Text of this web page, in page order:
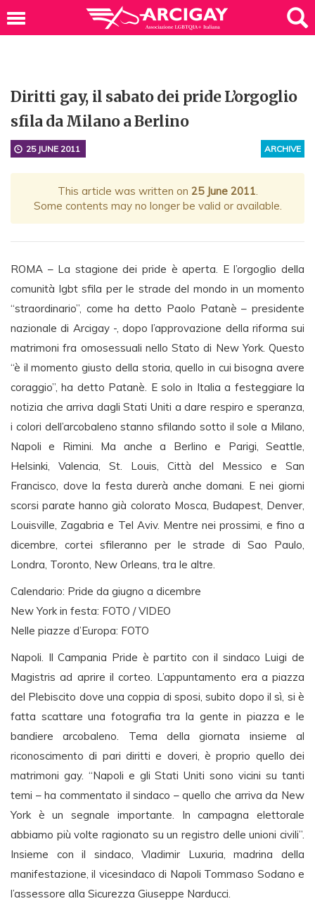
Diritti gay, il sabato dei pride L’orgoglio
sfila da Milano a Berlino
ARCHIVE
25 JUNE 2011
This article was written on 25 June 2011.
Some contents may no longer be valid or available.
ROMA – La stagione dei pride è aperta. E l’orgoglio della
comunità lgbt sfila per le strade del mondo in un momento
“straordinario”, come ha detto Paolo Patanè – presidente
nazionale di Arcigay -, dopo l’approvazione della riforma sui
matrimoni fra omosessuali nello Stato di New York. Questo
“è il momento giusto della storia, quello in cui bisogna avere
coraggio”, ha detto Patanè. E solo in Italia a festeggiare la
notizia che arriva dagli Stati Uniti a dare respiro e speranza,
i colori dell’arcobaleno stanno sfilando sotto il sole a Milano,
Napoli e Rimini. Ma anche a Berlino e Parigi, Seattle,
Helsinki, Valencia, St. Louis, Città del Messico e San
Francisco, dove la festa durerà anche domani. E nei giorni
scorsi parate hanno già colorato Mosca, Budapest, Denver,
Louisville, Zagabria e Tel Aviv. Mentre nei prossimi, e fino a
dicembre, cortei sfileranno per le strade di Sao Paulo,
Londra, Toronto, New Orleans, tra le altre.
Calendario: Pride da giugno a dicembre
New York in festa: FOTO / VIDEO
Nelle piazze d’Europa: FOTO
Napoli. Il Campania Pride è partito con il sindaco Luigi de
Magistris ad aprire il corteo. L’appuntamento era a piazza
del Plebiscito dove una coppia di sposi, subito dopo il sì, si è
fatta scattare una fotografia tra la gente in piazza e le
bandiere arcobaleno. Tema della giornata insieme al
riconoscimento di pari diritti e doveri, è proprio quello dei
matrimoni gay. “Napoli e gli Stati Uniti sono vicini su tanti
temi – ha commentato il sindaco – quello che arriva da New
York è un segnale importante. In campagna elettorale
abbiamo più volte ragionato su un registro delle unioni civili”.
Insieme con il sindaco, Vladimir Luxuria, madrina della
manifestazione, il vicesindaco di Napoli Tommaso Sodano e
l’assessore alla Sicurezza Giuseppe Narducci.